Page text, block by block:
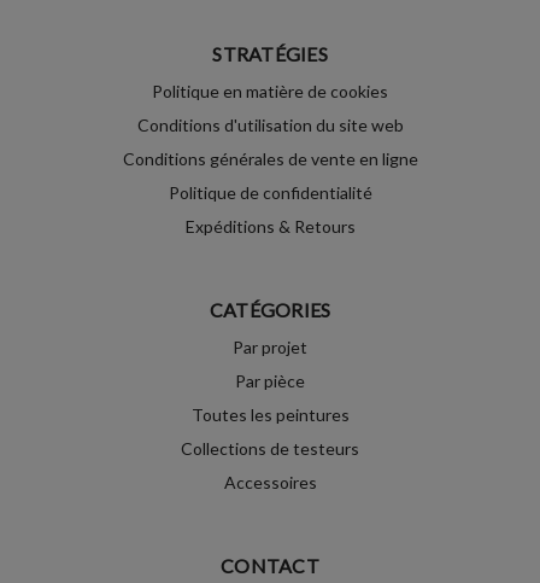
STRATÉGIES
Politique en matière de cookies
Conditions d'utilisation du site web
Conditions générales de vente en ligne
Politique de confidentialité
Expéditions & Retours
CATÉGORIES
Par projet
Par pièce
Toutes les peintures
Collections de testeurs
Accessoires
CONTACT